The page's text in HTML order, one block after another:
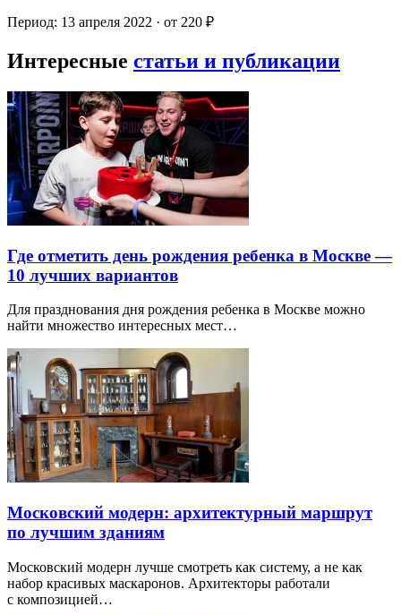
Период: 13 апреля 2022 · от 220 ₽
Интересные статьи и публикации
Где отметить день рождения ребенка в Москве —
10 лучших вариантов
Для празднования дня рождения ребенка в Москве можно
найти множество интересных мест…
Московский модерн: архитектурный маршрут
по лучшим зданиям
Московский модерн лучше смотреть как систему, а не как
набор красивых маскаронов. Архитекторы работали
с композицией…